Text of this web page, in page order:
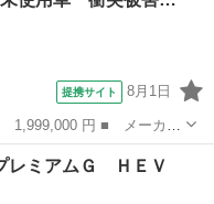
提携サイト 8月1日
グレード名： ＲＳ 新
衝突被害軽減ブレー
レミアムＧ ＨＥＶ